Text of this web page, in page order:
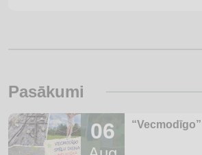
Pasākumi
06